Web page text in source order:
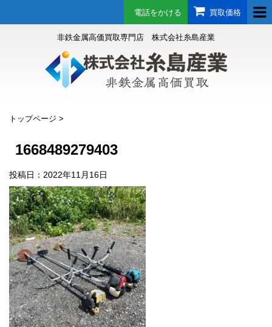
買取価格
電話をかける
非鉄金属高価買取専門店 株式会社糸島産業
トップページ >
1668489279403
投稿日： 2022年11月16日